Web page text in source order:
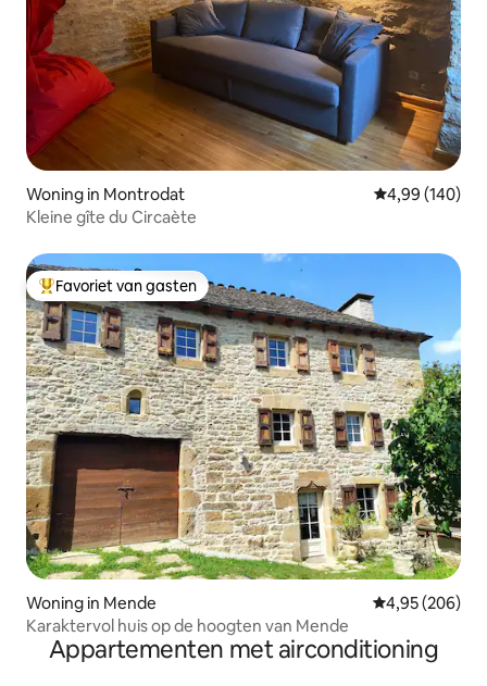
Woning in Montrodat Gemiddelde
4,99 (140)
Kleine gîte du Circaète
Topfavoriet van gasten
Favoriet van gasten
Woning in Mende Gemiddelde
4,95 (206)
Karaktervol huis op de hoogten van Mende
Appartementen met airconditioning